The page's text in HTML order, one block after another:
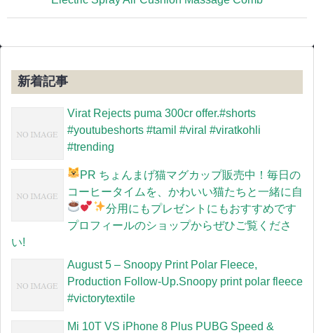
新着記事
Virat Rejects puma 300cr offer.#shorts
#youtubeshorts #tamil #viral #viratkohli
#trending
PR ちょんまげ猫マグカップ販売中！毎日の
コーヒータイムを、かわいい猫たちと一緒に 自
分用にもプレゼントにもおすすめです
プロフィールのショップからぜひご覧くださ
い!
August 5 – Snoopy Print Polar Fleece,
Production Follow-Up.Snoopy print polar fleece
#victorytextile
Mi 10T VS iPhone 8 Plus PUBG Speed &